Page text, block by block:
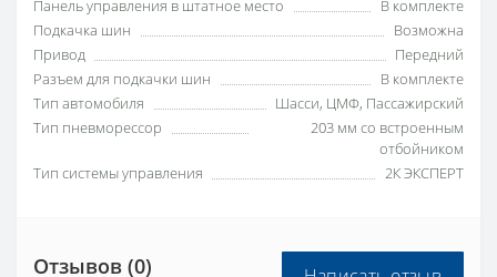
Панель управления в штатное место
В комплекте
Подкачка шин
Возможна
Привод
Передний
Разъем для подкачки шин
В комплекте
Тип автомобиля
Шасси, ЦМФ, Пассажирский
Тип пневморессор
203 мм со встроенным
отбойником
Тип системы управления
2К ЭКСПЕРТ
Отзывов (0)